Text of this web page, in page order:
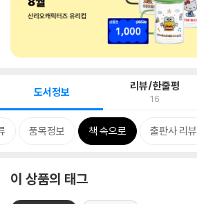
도서정보 리뷰/한줄평
16
품목정보 책 속으로 출판사 리뷰
이 상품의 태그